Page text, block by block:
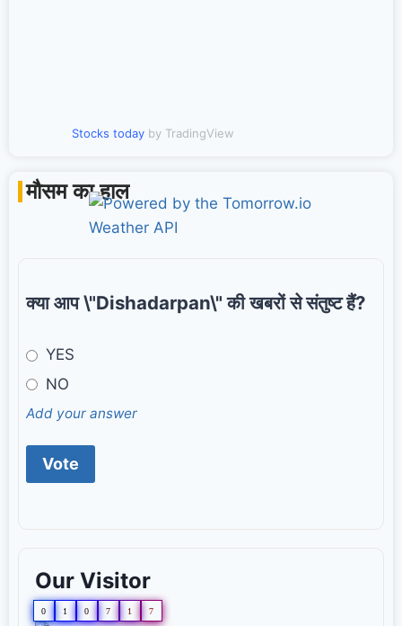
Stocks todayby TradingView
मौसम का हाल
क्या आप \"Dishadarpan\" की खबरों से संतुष्ट हैं?
YES
NO
Add your answer
Our Visitor
0 1 0 7 1 7